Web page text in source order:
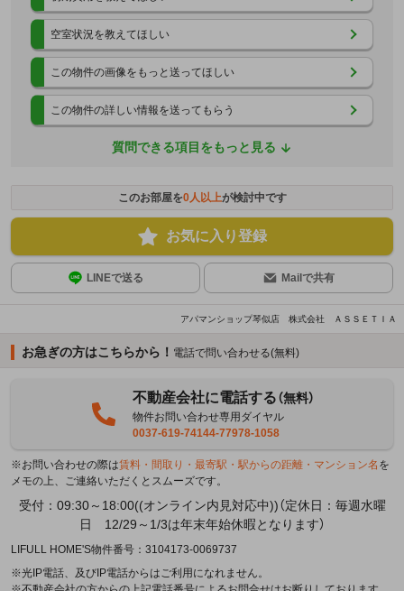
空室状況を教えてほしい
この物件の画像をもっと送ってほしい
この物件の詳しい情報を送ってもらう
質問できる項目をもっと見る
このお部屋を0人以上が検討中です
お気に入り登録
LINEで送る Mailで共有
アパマンショップ琴似店 株式会社 ＡＳＳＥＴＩＡ
お急ぎの方はこちらから！ 電話で問い合わせる(無料)
不動産会社に電話する（無料）
物件お問い合わせ専用ダイヤル
0037-619-74144-77978-1058
※お問い合わせの際は賃料・間取り・最寄駅・駅からの距離・マンション名 を
メモの上、ご連絡いただくとスムーズです。
受付：09:30～18:00((オンライン内見対応中))（定休日：毎週水曜
日 12/29～1/3は年末年始休暇となります）
LIFULL HOME'S物件番号：3104173-0069737
※光IP電話、及びIP電話からはご利用になれません。